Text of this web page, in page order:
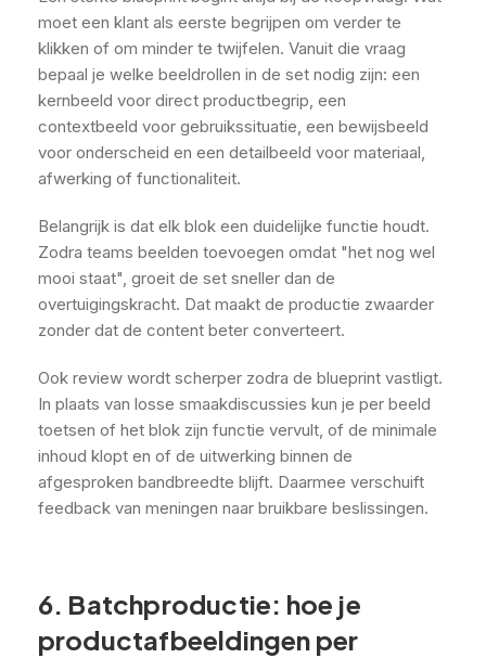
moet een klant als eerste begrijpen om verder te
klikken of om minder te twijfelen. Vanuit die vraag
bepaal je welke beeldrollen in de set nodig zijn: een
kernbeeld voor direct productbegrip, een
contextbeeld voor gebruikssituatie, een bewijsbeeld
voor onderscheid en een detailbeeld voor materiaal,
afwerking of functionaliteit.
Belangrijk is dat elk blok een duidelijke functie houdt.
Zodra teams beelden toevoegen omdat "het nog wel
mooi staat", groeit de set sneller dan de
overtuigingskracht. Dat maakt de productie zwaarder
zonder dat de content beter converteert.
Ook review wordt scherper zodra de blueprint vastligt.
In plaats van losse smaakdiscussies kun je per beeld
toetsen of het blok zijn functie vervult, of de minimale
inhoud klopt en of de uitwerking binnen de
afgesproken bandbreedte blijft. Daarmee verschuift
feedback van meningen naar bruikbare beslissingen.
6. Batchproductie: hoe je
productafbeeldingen per